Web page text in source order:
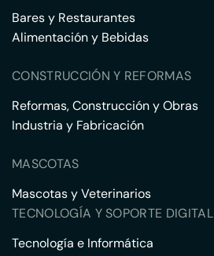
Bares y Restaurantes
Alimentación y Bebidas
CONSTRUCCIÓN Y REFORMAS
Reformas, Construcción y Obras
Industria y Fabricación
MASCOTAS
Mascotas y Veterinarios
TECNOLOGÍA Y SOPORTE DIGITAL
Tecnología e Informática